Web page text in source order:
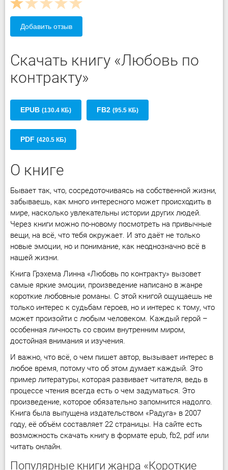
Добавить отзыв
Скачать книгу «Любовь по
контракту»
EPUB (130.4 КБ) FB2 (95.5 КБ)
PDF (420.5 КБ)
О книге
Бывает так, что, сосредоточиваясь на собственной жизни,
забываешь, как много интересного может происходить в
мире, насколько увлекательны истории других людей.
Через книги можно по-новому посмотреть на привычные
вещи, на всё, что тебя окружает. И это даёт не только
новые эмоции, но и понимание, как неоднозначно всё в
нашей жизни.
Книга Грэхема Линна «Любовь по контракту» вызовет
самые яркие эмоции, произведение написано в жанре
короткие любовные романы. С этой книгой ощущаешь не
только интерес к судьбам героев, но и интерес к тому, что
может произойти с любым человеком. Каждый герой –
особенная личность со своим внутренним миром,
достойная внимания и изучения.
И важно, что всё, о чем пишет автор, вызывает интерес в
любое время, потому что об этом думает каждый. Это
пример литературы, которая развивает читателя, ведь в
процессе чтения всегда есть о чем задуматься. Это
произведение, которое обязательно запомнится надолго.
Книга была выпущена издательством «Радуга» в 2007
году, её объём составляет 22 страницы. На сайте есть
возможность скачать книгу в формате epub, fb2, pdf или
читать онлайн.
Популярные книги жанра «Короткие